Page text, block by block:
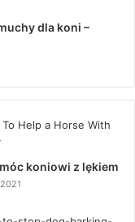
dla koni –
koniowi z lękiem